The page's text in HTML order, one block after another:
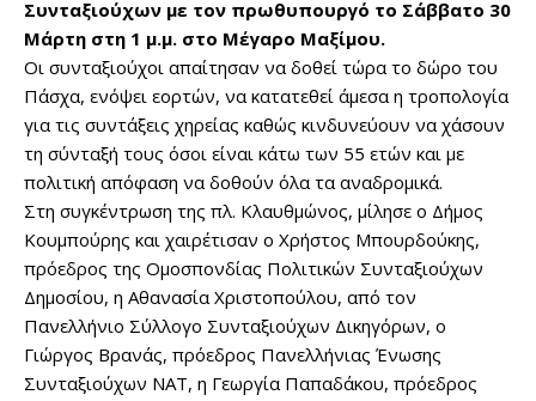
Συνταξιούχων με τον πρωθυπουργό το Σάββατο 30
Μάρτη στη 1 μ.μ. στο Μέγαρο Μαξίμου.
Οι συνταξιούχοι απαίτησαν να δοθεί τώρα το δώρο του
Πάσχα, ενόψει εορτών, να κατατεθεί άμεσα η τροπολογία
για τις συντάξεις χηρείας καθώς κινδυνεύουν να χάσουν
τη σύνταξή τους όσοι είναι κάτω των 55 ετών και με
πολιτική απόφαση να δοθούν όλα τα αναδρομικά.
Στη συγκέντρωση της πλ. Κλαυθμώνος, μίλησε ο Δήμος
Κουμπούρης και χαιρέτισαν ο Χρήστος Μπουρδούκης,
πρόεδρος της Ομοσπονδίας Πολιτικών Συνταξιούχων
Δημοσίου, η Αθανασία Χριστοπούλου, από τον
Πανελλήνιο Σύλλογο Συνταξιούχων Δικηγόρων, ο
Γιώργος Βρανάς, πρόεδρος Πανελλήνιας Ένωσης
Συνταξιούχων ΝΑΤ, η Γεωργία Παπαδάκου, πρόεδρος